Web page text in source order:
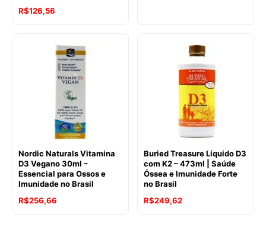
R$126,56
Nordic Naturals Vitamina
D3 Vegano 30ml –
Essencial para Ossos e
Imunidade no Brasil
R$256,66
Buried Treasure Líquido D3
com K2 – 473ml | Saúde
Óssea e Imunidade Forte
no Brasil
R$249,62